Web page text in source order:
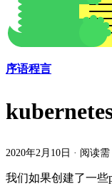
序语程言
2020年2月10日 · 阅读
我们如果创建了一些